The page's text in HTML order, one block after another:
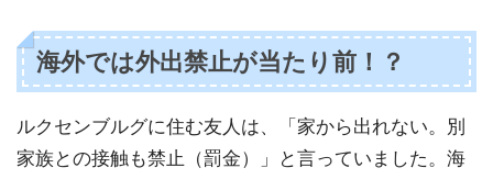
海外では外出禁止が当たり前！？
ルクセンブルグに住む友人は、「家から出れない。別
家族との接触も禁止（罰金）」と言っていました。海